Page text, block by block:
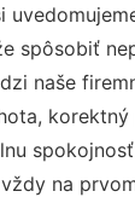
spôsobiť
naše
korektný
na